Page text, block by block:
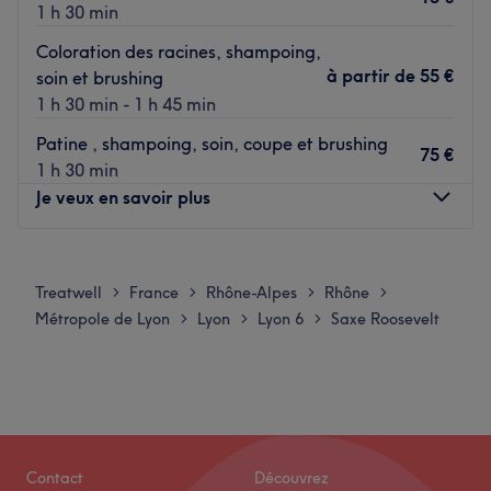
Transport public le plus proche
Le salon est situé à huit minutes à pied de la station de
métro Gare Part-Dieu V.Merle.
C'est Magalie qui vous accueille chaleureusement dans
ce salon.
cocooning.
Les spécialités de l’établissement : les coupes et les
1 h 30 min
Coloration des racines, shampoing,
soin et brushing
1 h 30 min - 1 h 45 min
à partir de 55 €
Patine , shampoing, soin, coupe et brushing
1 h 30 min
75 €
Je veux en savoir plus
Mardi
09:00 –
Mercredi
09:00–
Découvrez DERMA SKIN LYON, un espace beauté
Treatwell > France > Rhône-Alpes > Rhône >
Métropole de Lyon > Lyon > Lyon 6 > Saxe Roosevelt
Contact Découvrez